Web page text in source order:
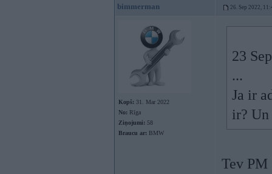
bimmerman 26. Sep 2022,
Kopš: 31. Mar 2022
No: Rīga
Ziņojumi: 58
Braucu ar: BMW
23
...
Ja ir
ir? Un
Tev PM